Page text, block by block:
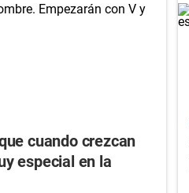
cuando crezcan
especial en la